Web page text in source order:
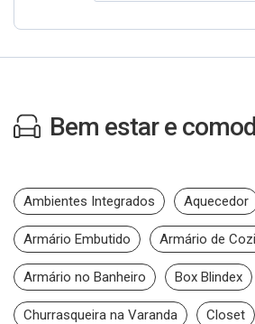
Bem estar e
Ambientes Integrados Aquecedor
Armário Embutido Armário de
Armário no Banheiro Box Blindex
Churrasqueira na Varanda Closet